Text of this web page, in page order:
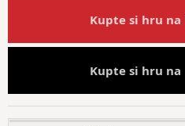
Kupte si hru na
Kupte si hru na